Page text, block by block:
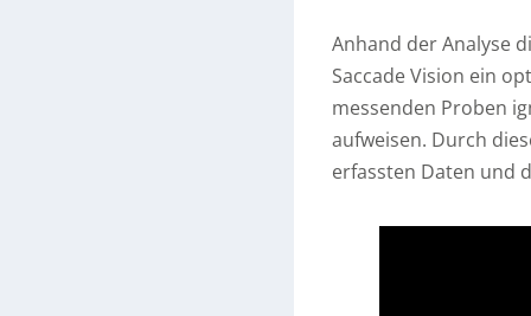
Anhand der Analyse
Saccade Vision ein
messenden Proben
aufweisen. Durch
erfassten Daten und